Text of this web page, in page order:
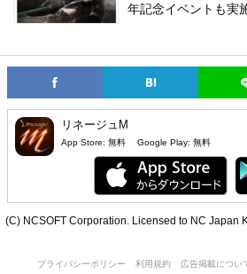
年記念イベントも実
リネージュM
App Store: 無料 Google Play: 無料
(C) NCSOFT Corporation. Licensed to NC Japan
プライバシーポリシー 利用規約 広告掲載につい